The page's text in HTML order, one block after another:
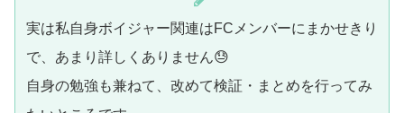
実は私自身ボイジャー関連はFCメンバーにまかせきり
で、あまり詳しくありません😓
自身の勉強も兼ねて、改めて検証・まとめを行ってみ